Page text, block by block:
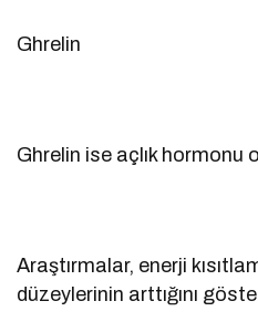
Ghrelin
Ghrelin ise açlık hormonu
Araştırmalar, enerji
düzeylerinin arttığını